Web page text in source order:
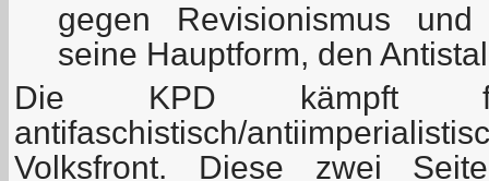
gegen Revisionismus und
seine Hauptform, den
Die KPD kämpft
antifaschistisch/
Volksfront. Diese zwei